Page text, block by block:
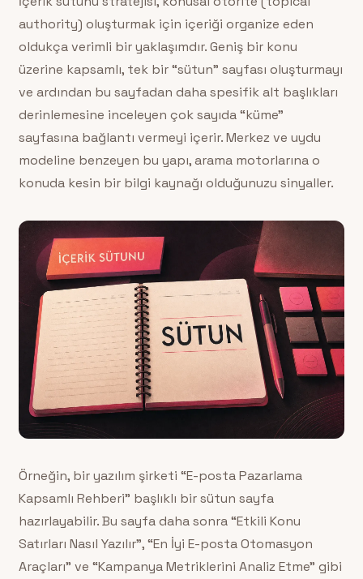
authority) oluşturmak için içeriği organize eden
oldukça verimli bir yaklaşımdır. Geniş bir konu
üzerine kapsamlı, tek bir “sütun” sayfası oluşturmayı
ve ardından bu sayfadan daha spesifik alt başlıkları
derinlemesine inceleyen çok sayıda “küme”
sayfasına bağlantı vermeyi içerir. Merkez ve uydu
modeline benzeyen bu yapı, arama motorlarına o
konuda kesin bir bilgi kaynağı olduğunuzu sinyaller.
Örneğin, bir yazılım şirketi “E-posta Pazarlama
Kapsamlı Rehberi” başlıklı bir sütun sayfa
hazırlayabilir. Bu sayfa daha sonra “Etkili Konu
Satırları Nasıl Yazılır”, “En İyi E-posta Otomasyon
Araçları” ve “Kampanya Metriklerini Analiz Etme” gibi